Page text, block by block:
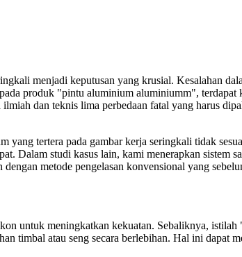
menjadi keputusan yang krusial. Kesalahan
produk "pintu aluminium aluminiumm", terdapat
dan teknis lima perbedaan fatal yang harus
yang tertera pada gambar kerja seringkali tidak
Dalam studi kasus lain, kami menerapkan sistem
metode pengelasan konvensional yang
untuk meningkatkan kekuatan. Sebaliknya,
timbal atau seng secara berlebihan. Hal ini dapat